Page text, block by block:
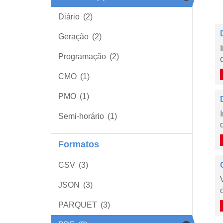
Diário (2)
Geração (2)
Programação (2)
CMO (1)
PMO (1)
Semi-horário (1)
Formatos
CSV (3)
JSON (3)
PARQUET (3)